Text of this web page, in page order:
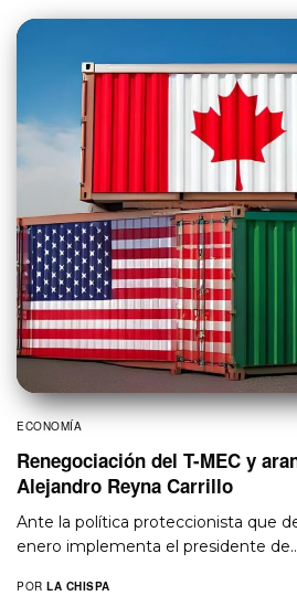
ECONOMÍA
Renegociación del T-MEC y
Alejandro Reyna Carrillo
Ante la política proteccionista que
enero implementa el presidente
POR LA CHISPA